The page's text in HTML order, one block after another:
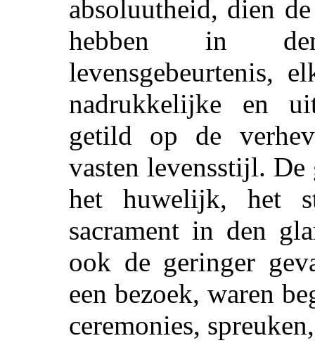
absoluutheid, dien
hebben in
levensgebeurtenis,
nadrukkelijke en
getild op de
vasten levensstijl.
het huwelijk, het
sacrament in den
ook de geringer
een bezoek, waren
ceremonies,